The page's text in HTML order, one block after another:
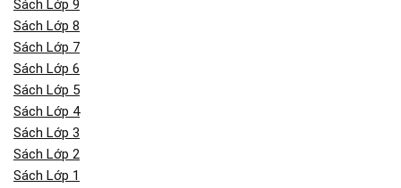
Sách Lớp 9
Sách Lớp 8
Sách Lớp 7
Sách Lớp 6
Sách Lớp 5
Sách Lớp 4
Sách Lớp 3
Sách Lớp 2
Sách Lớp 1